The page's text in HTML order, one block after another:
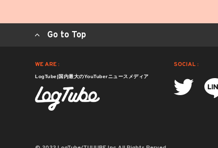
Go to Top
WE ARE :
LogTube|国内最大のYouTuberニュースメディア
SOCIAL :